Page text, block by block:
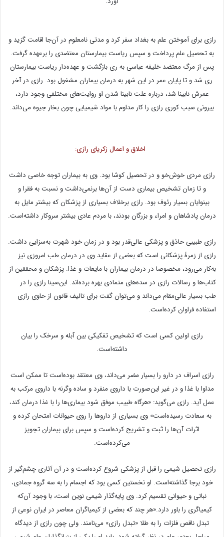
رازی برای آموختن علم به بغداد سفر کرد و مدتی نامعلوم در آن‌جا اقامت گزید و
به تحصیل علم پرداخت و سپس ریاست بیمارستان معتضدی را برعهده گرفت.
پس از مرگ معتضد خلیفه عباسی به ری بازگشت و عهده‌دار ریاست بیمارستان
ری شد و تا پایان عمر در این شهر به درمان بیماران مشغول بود. رازی در آخر
عمرش نابینا شد، درباره علت نابینا شدن او روایت‌های مختلفی وجود دارد،
بیرونی سبب کوری رازی را کار مداوم با مواد شیمیایی چون بخار جیوه می‌داند.
اخلاق و اعمال زكریای رازی:
رازی مردی خوش‌خو و در تحصیل کوشا بود. وی به بیماران توجه خاصی داشت
و تا زمان تشخیص بیماری دست از آن‌ها برنمی‌داشت و نسبت به فقرا و
بینوایان بسیار رئوف بود. رازی برخلاف بسیاری از پزشکان که بیشتر مایل به
درمان پادشاهان و امراء و بزرگان بودند، با مردم عادی بیشتر سروکار داشته‌است.
رازی طبیبی حاذق و پزشکی عالی‌قدر بود و در زمان خود شهرت به‌سزایی داشت.
رازی از زمرهٔ پزشکانی است که بعضی از عقاید وی در درمان طب امروزی نیز
به‌کار می‌رود، مخصوصا در درمان بیماران با مایعات و غذا. پزشکان و محققین از
کتاب‌ها و رسالات رازی در سده‌های متمادی بهره برده‌اند. ابن‌سینا رازی را در
طب بسیار عالی‌مقام می‌داند و می‌توان گفت برای تالیف قانون از حاوی رازی
استفاده فراوان کرده‌است.
رازی اولین کسی است که تشخیص تفکیکی بین آبله و سرخک را بیان
داشته‌است.
رازی اسراف در دارو را بسیار مضر می‌داند، وی معتقد بوده‌است تا ممکن است
مداوا با غذا و در غیر این‌صورت با داروی منفرد و ساده وگرنه با داروی مرکب به
عمل آید. رازی می‌گوید: «هرگاه طبیب موفق شود بیماری‌ها را با غذا درمان کند،
به سعادت رسیده‌است» وی بسیاری از داروها را روی حیوانات امتحان کرده و
اثرات آن‌ها را ثبت و تشریح کرده‌است و سپس برای بیماران تجویز
می‌کرده‌است.
رازی تحصیل شیمی را قبل از پزشکی شروع کرده‌است و در آن آثاری چشم‌گیر از
خود برجا گذاشته‌است. او نخستین کسی بود که اجسام را به سه گروه جمادی،
نباتی و حیوانی تقسیم کرد. وی پایه‌گذار شیمی‌ نوین است، با وجود آن‌که
کیمیاگری را باور دارد.«هر چند که بعضی از کیمیاگران معاصر در ایران نوعی از
تبدل ناقص فلزات را به طلا «تبدل رازی» می‌نامند. ولی چون رازی از دیدگاه